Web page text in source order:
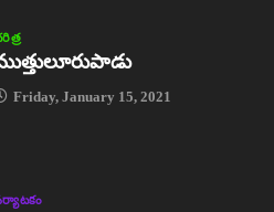
Friday, January 15, 2021